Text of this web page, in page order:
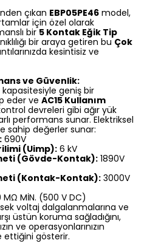
çıkan EBP05PE46 model,
için özel olarak
bir 5 Kontak Eğik Tip
bir araya getiren bu Çok
kesintisiz ve
ve Güvenlik:
kapasitesiyle geniş bir
eder ve AC15 Kullanım
devreleri gibi ağır yük
performans sunar. Elektriksel
sahip değerler sunar:
690V
(Uimp): 6 kV
(Gövde-Kontak): 1890V
(Kontak-Kontak): 3000V
MΩ MİN. (500 V DC)
voltaj dalgalanmalarına ve
üstün koruma sağladığını,
ve operasyonlarınızın
ettiğini gösterir.